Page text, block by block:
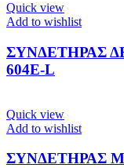
Quick view
Add to wishlist
ΣΥΝΔΕΤΗΡΑΣ
604E-L
Quick view
Add to wishlist
ΣΥΝΔΕΤΗΡΑΣ